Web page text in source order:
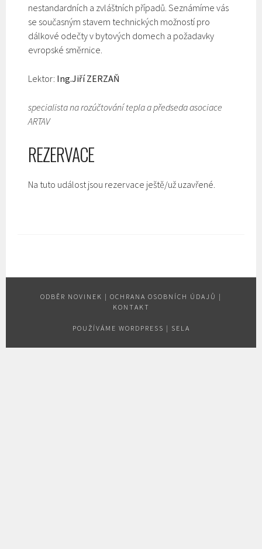
nestandardních a zvláštních případů. Seznámíme vás
se současným stavem technických možností pro
dálkové odečty v bytových domech a požadavky
evropské směrnice.
Lektor: Ing.Jiří ZERZAŇ
specialista na rozúčtování tepla a předseda asociace
ARTAV
REZERVACE
Na tuto událost jsou rezervace ještě/už uzavřené.
ODBĚR NOVINEK | OCHRANA OSOBNÍCH ÚDAJŮ |
KONTAKT
POUŽÍVÁME WORDPRESS | SELA